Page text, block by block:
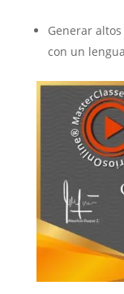
Generar
con un